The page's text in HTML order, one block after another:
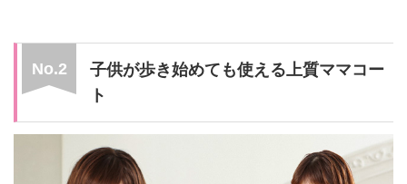
子供が歩き始めても使える上質ママコー
ト